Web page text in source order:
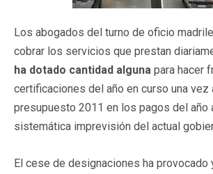
Los abogados del turno de oficio
cobrar los servicios que prestan
ha dotado cantidad alguna para hacer
certificaciones del año en curso una vez
presupuesto 2011 en los pagos del año
sistemática imprevisión del actual
El cese de designaciones ha provocado